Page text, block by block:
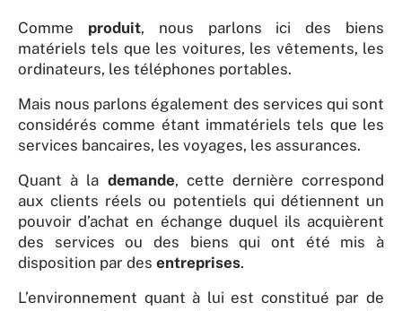
Comme produit, nous parlons ici des biens
matériels tels que les voitures, les vêtements, les
ordinateurs, les téléphones portables.
Mais nous parlons également des services qui sont
considérés comme étant immatériels tels que les
services bancaires, les voyages, les assurances.
Quant à la demande, cette dernière correspond
aux clients réels ou potentiels qui détiennent un
pouvoir d’achat en échange duquel ils acquièrent
des services ou des biens qui ont été mis à
disposition par des entreprises.
L’environnement quant à lui est constitué par de